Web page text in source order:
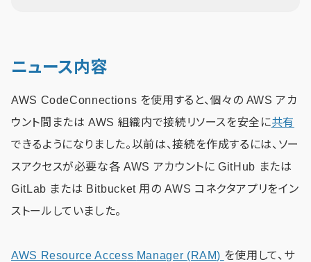
ニュース内容
AWS CodeConnections を使用すると、個々の AWS アカ
ウント間または AWS 組織内で接続リソースを安全に共有
できるようになりました。以前は、接続を作成するには、ソー
スアクセスが必要な各 AWS アカウントに GitHub または
GitLab または Bitbucket 用の AWS コネクタアプリをイン
ストールしていました。
AWS Resource Access Manager (RAM) を使用して、サ